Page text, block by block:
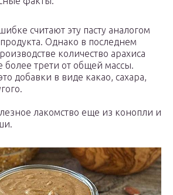
считают эту пасту аналогом
Однако в последнем
количество арахиса
более трети от общей массы.
добавки в виде какао, сахара,
лакомство еще из конопли и